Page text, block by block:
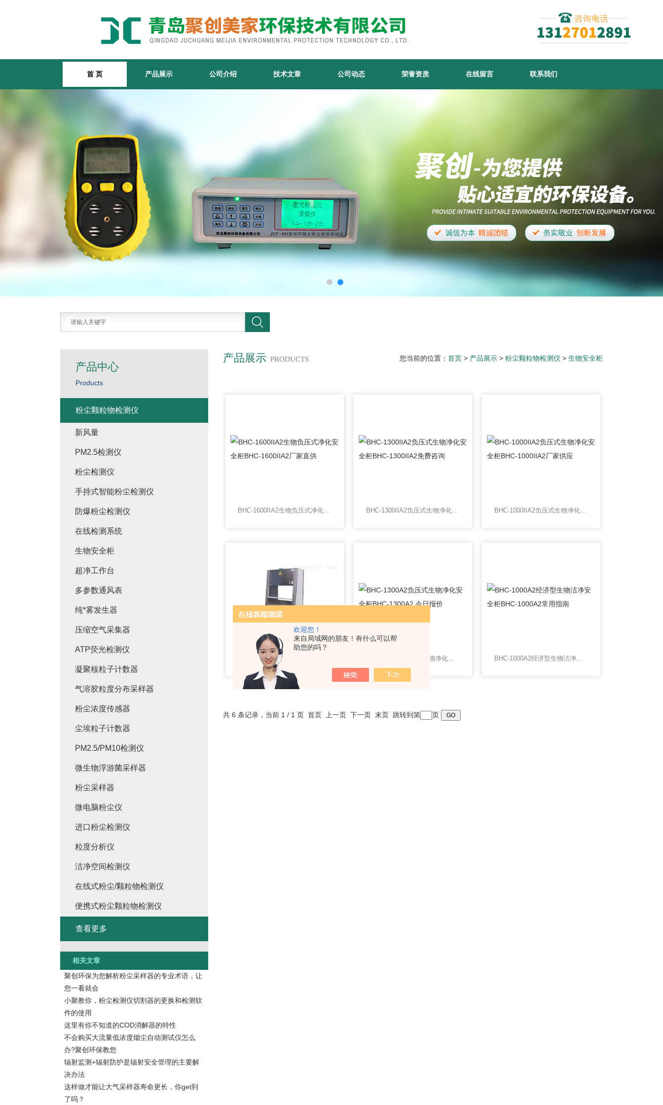
欢迎您！
来自局域网的朋友！有什么可以帮
助您的吗？
首 页 产品展示 公司介绍 技术文章 公司动态 荣誉资质 在线留言 联系我们
产品展示 PRODUCTS 您当前的位置： 首页 > 产品展示 > 粉尘颗粒物检测仪 > 生物安全柜
BHC-1600IIA2生物负压式净化安全柜BHC-1600IIA2厂家直供 BHC-1300IIA2负压式生物净化安全柜BHC-1300IIA2免费咨询 BHC-1000IIA2负压式生物净化安全柜BHC-1000IIA2厂家供应
BHC-1300A2负压式生物净化安全柜BHC-1300A2 今日报价 BHC-1000A2经济型生物洁净安全柜BHC-1000A2常用指南
共 6 条记录，当前 1 / 1 页 首页 上一页 下一页 末页 跳转到第 页
产品中心
Products
粉尘颗粒物检测仪
新风量
PM2.5检测仪
粉尘检测仪
手持式智能粉尘检测仪
防爆粉尘检测仪
在线检测系统
生物安全柜
超净工作台
多参数通风表
纯*雾发生器
压缩空气采集器
ATP荧光检测仪
凝聚核粒子计数器
气溶胶粒度分布采样器
粉尘浓度传感器
尘埃粒子计数器
PM2.5/PM10检测仪
微生物浮游菌采样器
粉尘采样器
微电脑粉尘仪
进口粉尘检测仪
粒度分析仪
洁净空间检测仪
在线式粉尘/颗粒物检测仪
便携式粉尘颗粒物检测仪
查看更多
相关文章
聚创环保为您解析粉尘采样器的专业术语，让
您一看就会
小聚教你，粉尘检测仪切割器的更换和检测软
件的使用
这里有你不知道的COD消解器的特性
不会购买大流量低浓度烟尘自动测试仪怎么
办?聚创环保教您
辐射监测+辐射防护是辐射安全管理的主要解
决办法
这样做才能让大气采样器寿命更长，你get到
了吗？